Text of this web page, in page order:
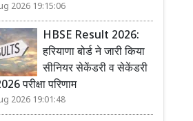
2026 19:15:06
HBSE Result 2026:
हरियाणा बोर्ड ने जारी किया
सीनियर सेकेंडरी व सेकेंडरी
परीक्षा परिणाम
2026 19:01:48